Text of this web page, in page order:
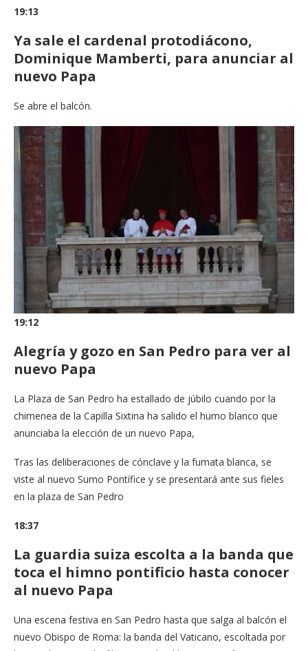
19:13
Ya sale el cardenal protodiácono,
Dominique Mamberti, para anunciar al
nuevo Papa
Se abre el balcón.
19:12
Alegría y gozo en San Pedro para ver al
nuevo Papa
La Plaza de San Pedro ha estallado de júbilo cuando por la
chimenea de la Capilla Sixtina ha salido el humo blanco que
anunciaba la elección de un nuevo Papa,
Tras las deliberaciones de cónclave y la fumata blanca, se
viste al nuevo Sumo Pontífice y se presentará ante sus fieles
en la plaza de San Pedro
18:37
La guardia suiza escolta a la banda que
toca el himno pontificio hasta conocer
al nuevo Papa
Una escena festiva en San Pedro hasta que salga al balcón el
nuevo Obispo de Roma: la banda del Vaticano, escoltada por